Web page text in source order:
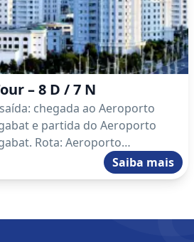
– 8 D / 7 N
chegada ao Aeroporto
e partida do Aeroporto
Rota: Aeroporto
– Ashgabat – Darvaza –
Nokhur – Turkmenbashi –
Saiba mais